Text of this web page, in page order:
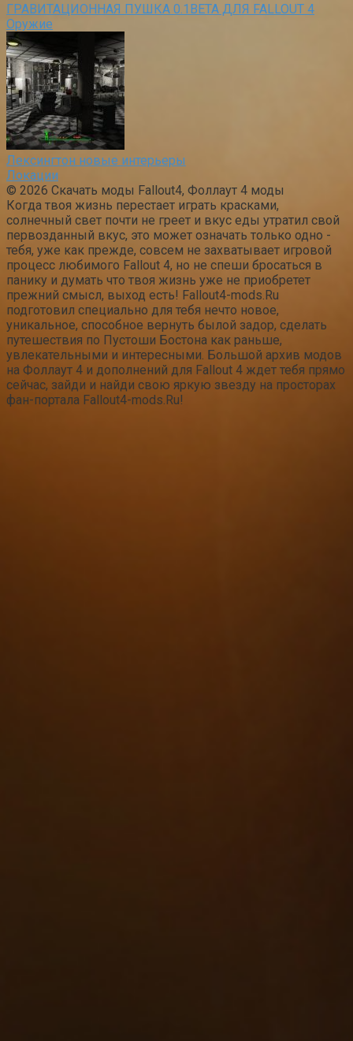
ГРАВИТАЦИОННАЯ ПУШКА 0.1BETA ДЛЯ FALLOUT 4
Оружие
Лексингтон новые интерьеры
Локации
© 2026 Скачать моды Fallout4, Фоллаут 4 моды
Когда твоя жизнь перестает играть красками,
солнечный свет почти не греет и вкус еды утратил свой
первозданный вкус, это может означать только одно -
тебя, уже как прежде, совсем не захватывает игровой
процесс любимого Fallout 4, но не спеши бросаться в
панику и думать что твоя жизнь уже не приобретет
прежний смысл, выход есть! Fallout4-mods.Ru
подготовил специально для тебя нечто новое,
уникальное, способное вернуть былой задор, сделать
путешествия по Пустоши Бостона как раньше,
увлекательными и интересными. Большой архив модов
на Фоллаут 4 и дополнений для Fallout 4 ждет тебя прямо
сейчас, зайди и найди свою яркую звезду на просторах
фан-портала Fallout4-mods.Ru!